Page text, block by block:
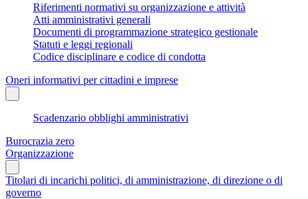
Riferimenti normativi su organizzazione e attività
Atti amministrativi generali
Documenti di programmazione strategico gestionale
Statuti e leggi regionali
Codice disciplinare e codice di condotta
Oneri informativi per cittadini e imprese
Scadenzario obblighi amministrativi
Burocrazia zero
Organizzazione
Titolari di incarichi politici, di amministrazione, di direzione o di
governo